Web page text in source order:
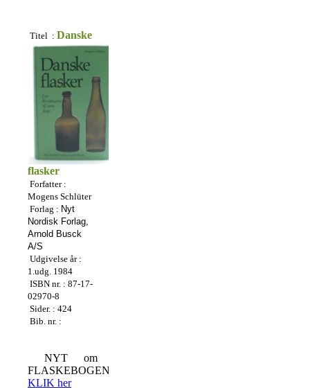
Titel : Danske
flasker
Forfatter :
Mogens Schlüter
Forlag : Nyt
Nordisk Forlag,
Arnold Busck
A/S
Udgivelse år:
1.udg. 1984
ISBN nr. : 87-17-
02970-8
Sider. : 424
Bib. nr. :
NYT om
FLASKEBOGEN
KLIK her